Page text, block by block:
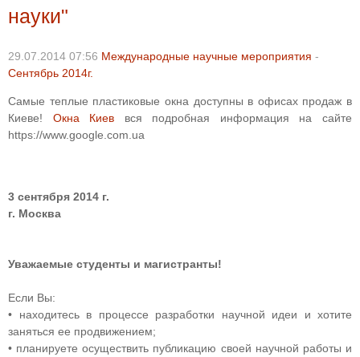
науки"
29.07.2014 07:56 Международные научные мероприятия -
Сентябрь 2014г.
Самые теплые пластиковые окна доступны в офисах продаж в
Киеве! Окна Киев вся подробная информация на сайте
https://www.google.com.ua
3 сентября 2014 г.
г. Москва
Уважаемые студенты и магистранты!
Если Вы:
• находитесь в процессе разработки научной идеи и хотите
заняться ее продвижением;
• планируете осуществить публикацию своей научной работы и